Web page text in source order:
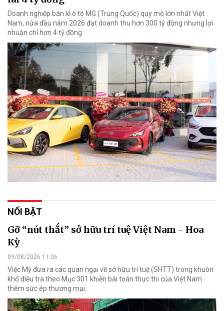
Doanh nghiệp bán lẻ ô tô MG (Trung Quốc) quy mô lớn nhất Việt
Nam, nửa đầu năm 2026 đạt doanh thu hơn 300 tỷ đồng nhưng lợi
nhuận chỉ hơn 4 tỷ đồng.
NỔI BẬT
Gỡ “nút thắt” sở hữu trí tuệ Việt Nam - Hoa
Kỳ
09/08/2026 11:06
Việc Mỹ đưa ra các quan ngại về sở hữu trí tuệ (SHTT) trong khuôn
khổ điều tra theo Mục 301 khiến bài toán thực thi của Việt Nam
thêm sức ép thương mại.